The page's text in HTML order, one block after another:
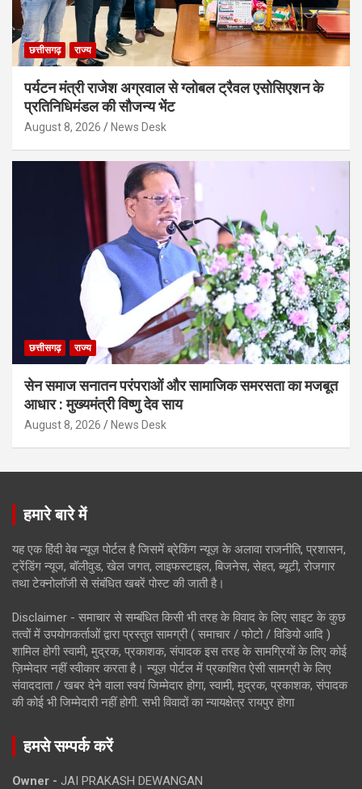
छत्तीसगढ़ राज्य
पर्यटन मंत्री राजेश अग्रवाल से ग्लोबल ट्रैवल एसोसिएशन के
प्रतिनिधिमंडल की सौजन्य भेंट
August 8, 2026 News Desk
छत्तीसगढ़ राज्य
सेन समाज सनातन परंपराओं और सामाजिक समरसता का मजबूत
आधार : मुख्यमंत्री विष्णु देव साय
August 8, 2026 News Desk
हमारे बारे में
यह एक हिंदी वेब न्यूज़ पोर्टल है जिसमें ब्रेकिंग न्यूज़ के अलावा राजनीति, प्रशासन,
ट्रेंडिंग न्यूज, बॉलीवुड, खेल जगत, लाइफस्टाइल, बिजनेस, सेहत, ब्यूटी, रोजगार
तथा टेक्नोलॉजी से संबंधित खबरें पोस्ट की जाती है।
Disclaimer - समाचार से सम्बंधित किसी भी तरह के विवाद के लिए साइट के कुछ
तत्वों में उपयोगकर्ताओं द्वारा प्रस्तुत सामग्री ( समाचार / फोटो / विडियो आदि )
शामिल होगी स्वामी, मुद्रक, प्रकाशक, संपादक इस तरह के सामग्रियों के लिए कोई
ज़िम्मेदार नहीं स्वीकार करता है। न्यूज़ पोर्टल में प्रकाशित ऐसी सामग्री के लिए
संवाददाता / खबर देने वाला स्वयं जिम्मेदार होगा, स्वामी, मुद्रक, प्रकाशक, संपादक
की कोई भी जिम्मेदारी नहीं होगी. सभी विवादों का न्यायक्षेत्र रायपुर होगा
हमसे सम्पर्क करें
Owner - JAI PRAKASH DEWANGAN